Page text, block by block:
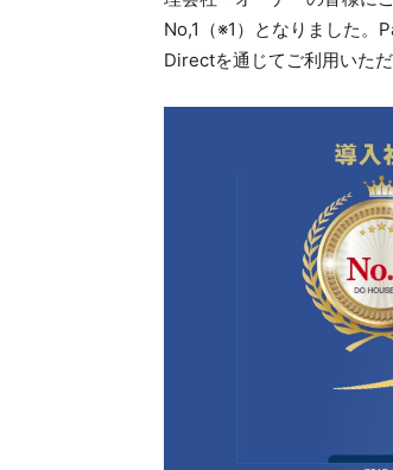
No,1（※1）となりました
Directを通じてご利用いた